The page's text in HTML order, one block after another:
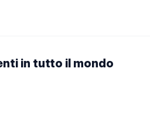
in tutto il mondo